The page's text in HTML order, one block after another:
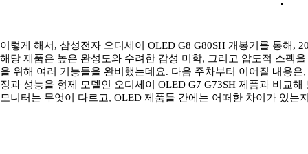
이렇게 해서, 삼성전자 오디세이 OLED G8 G80SH 개봉기를 통해,
해당 제품은 높은 완성도와 수려한 감성 미학, 그리고 압도적 스펙
을 위해 여러 기능들을 완비했는데요. 다음 주차부터 이어질 내용
징과 성능을 형제 모델인 오디세이 OLED G7 G73SH 제품과 비교
모니터는 무엇이 다르고, OLED 제품들 간에는 어떠한 차이가 있는